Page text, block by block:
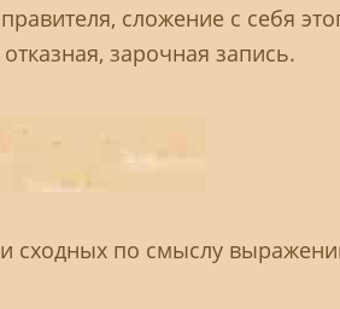
сложение с себя
зарочная запись.
сходных по смыслу